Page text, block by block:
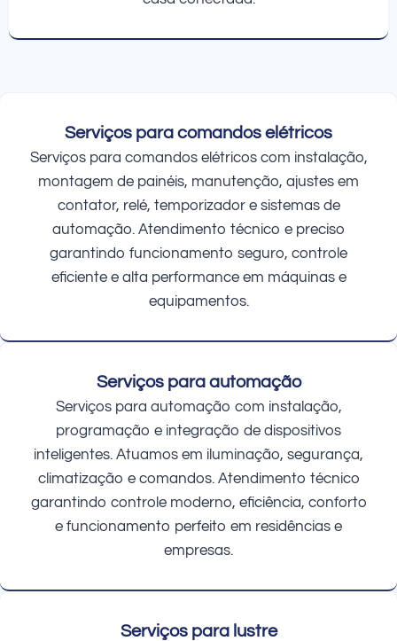
Serviços para comandos elétricos
Serviços para comandos elétricos com instalação,
montagem de painéis, manutenção, ajustes em
contator, relé, temporizador e sistemas de
automação. Atendimento técnico e preciso
garantindo funcionamento seguro, controle
eficiente e alta performance em máquinas e
equipamentos.
Serviços para automação
Serviços para automação com instalação,
programação e integração de dispositivos
inteligentes. Atuamos em iluminação, segurança,
climatização e comandos. Atendimento técnico
garantindo controle moderno, eficiência, conforto
e funcionamento perfeito em residências e
empresas.
Serviços para lustre